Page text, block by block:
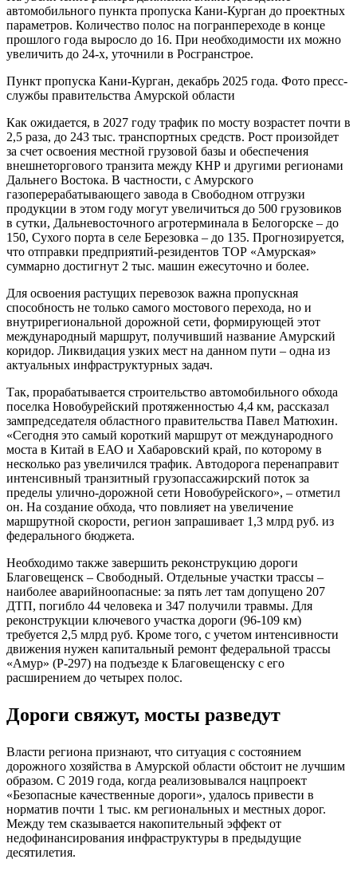
автомобильного пункта пропуска Кани-Курган до проектных
параметров. Количество полос на погранпереходе в конце
прошлого года выросло до 16. При необходимости их можно
увеличить до 24-х, уточнили в Росгранстрое.
Пункт пропуска Кани-Курган, декабрь 2025 года. Фото пресс-
службы правительства Амурской области
Как ожидается, в 2027 году трафик по мосту возрастет почти в
2,5 раза, до 243 тыс. транспортных средств. Рост произойдет
за счет освоения местной грузовой базы и обеспечения
внешнеторгового транзита между КНР и другими регионами
Дальнего Востока. В частности, с Амурского
газоперерабатывающего завода в Свободном отгрузки
продукции в этом году могут увеличиться до 500 грузовиков
в сутки, Дальневосточного агротерминала в Белогорске – до
150, Сухого порта в селе Березовка – до 135. Прогнозируется,
что отправки предприятий-резидентов ТОР «Амурская»
суммарно достигнут 2 тыс. машин ежесуточно и более.
Для освоения растущих перевозок важна пропускная
способность не только самого мостового перехода, но и
внутрирегиональной дорожной сети, формирующей этот
международный маршрут, получивший название Амурский
коридор. Ликвидация узких мест на данном пути – одна из
актуальных инфраструктурных задач.
Так, прорабатывается строительство автомобильного обхода
поселка Новобурейский протяженностью 4,4 км, рассказал
зампредседателя областного правительства Павел Матюхин.
«Сегодня это самый короткий маршрут от международного
моста в Китай в ЕАО и Хабаровский край, по которому в
несколько раз увеличился трафик. Автодорога перенаправит
интенсивный транзитный грузопассажирский поток за
пределы улично-дорожной сети Новобурейского», – отметил
он. На создание обхода, что повлияет на увеличение
маршрутной скорости, регион запрашивает 1,3 млрд руб. из
федерального бюджета.
Необходимо также завершить реконструкцию дороги
Благовещенск – Свободный. Отдельные участки трассы –
наиболее аварийноопасные: за пять лет там допущено 207
ДТП, погибло 44 человека и 347 получили травмы. Для
реконструкции ключевого участка дороги (96-109 км)
требуется 2,5 млрд руб. Кроме того, с учетом интенсивности
движения нужен капитальный ремонт федеральной трассы
«Амур» (Р-297) на подъезде к Благовещенску с его
расширением до четырех полос.
Дороги свяжут, мосты разведут
Власти региона признают, что ситуация с состоянием
дорожного хозяйства в Амурской области обстоит не лучшим
образом. С 2019 года, когда реализовывался нацпроект
«Безопасные качественные дороги», удалось привести в
норматив почти 1 тыс. км региональных и местных дорог.
Между тем сказывается накопительный эффект от
недофинансирования инфраструктуры в предыдущие
десятилетия.